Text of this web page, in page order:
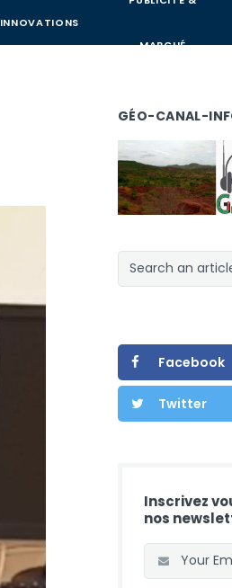
INNOVATIONS
MARCHÉ
GÉO-CANAL-
Facebook
Twitter
Inscrivez
nos